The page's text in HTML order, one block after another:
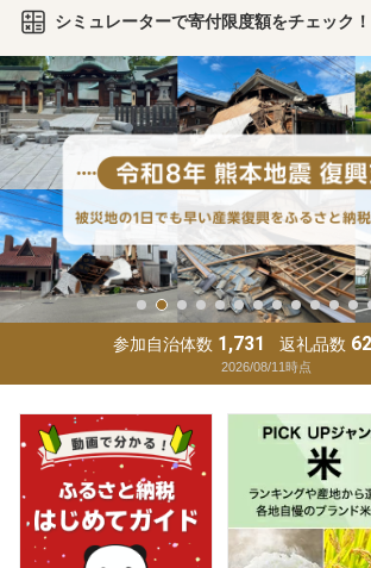
シミュレーターで寄付限度額をチェック！
参加自治体数 1,731 返礼品数
2026/08/11時点